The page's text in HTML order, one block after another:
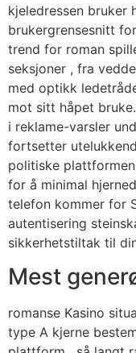
kjeledressen bruker
brukergrensesnitt
trend for roman
seksjoner , fra
med optikk
mot sitt håpet
i reklame-varsler
fortsetter
politiske
for å minimal
telefon kommer for
autentisering
sikkerhetstiltak til
Mest
romanse Kasino
type A kjerne